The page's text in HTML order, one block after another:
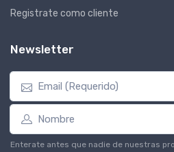
Registrate como cliente
Newsletter
Enterate antes que nadie de nuestras